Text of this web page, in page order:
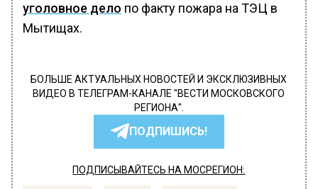
уголовное дело по факту пожара на ТЭЦ в
Мытищах.
БОЛЬШЕ АКТУАЛЬНЫХ НОВОСТЕЙ И ЭКСКЛЮЗИВНЫХ
ВИДЕО В ТЕЛЕГРАМ-КАНАЛЕ "ВЕСТИ МОСКОВСКОГО
РЕГИОНА".
ПОДПИШИСЬ!
ПОДПИСЫВАЙТЕСЬ НА МОСРЕГИОН: